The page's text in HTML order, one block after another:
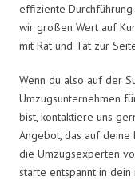
effiziente
wir großen Wert auf
mit Rat und Tat zur
Wenn du also auf der
Umzugsunternehmen
bist, kontaktiere uns
Angebot, das auf deine
die Umzugsexperten
starte entspannt in dein